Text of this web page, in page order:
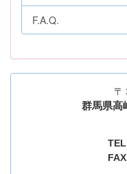
F.A.Q.
〒
群馬県高